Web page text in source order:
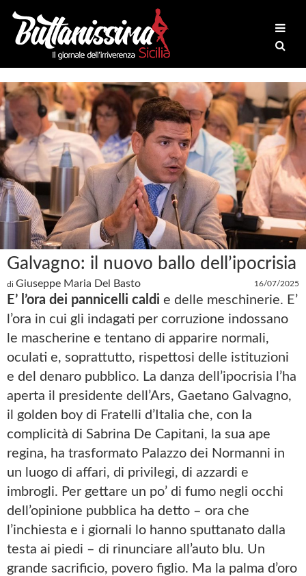
Galvagno: il nuovo ballo dell’ipocrisia
di Giuseppe Maria Del Basto 16/07/2025
E’ l’ora dei pannicelli caldi e delle meschinerie. E’
l’ora in cui gli indagati per corruzione indossano
le mascherine e tentano di apparire normali,
oculati e, soprattutto, rispettosi delle istituzioni
e del denaro pubblico. La danza dell’ipocrisia l’ha
aperta il presidente dell’Ars, Gaetano Galvagno,
il golden boy di Fratelli d’Italia che, con la
complicità di Sabrina De Capitani, la sua ape
regina, ha trasformato Palazzo dei Normanni in
un luogo di affari, di privilegi, di azzardi e
imbrogli. Per gettare un po’ di fumo negli occhi
dell’opinione pubblica ha detto – ora che
l’inchiesta e i giornali lo hanno sputtanato dalla
testa ai piedi – di rinunciare all’auto blu. Un
grande sacrificio, povero figlio. Ma la palma d’oro